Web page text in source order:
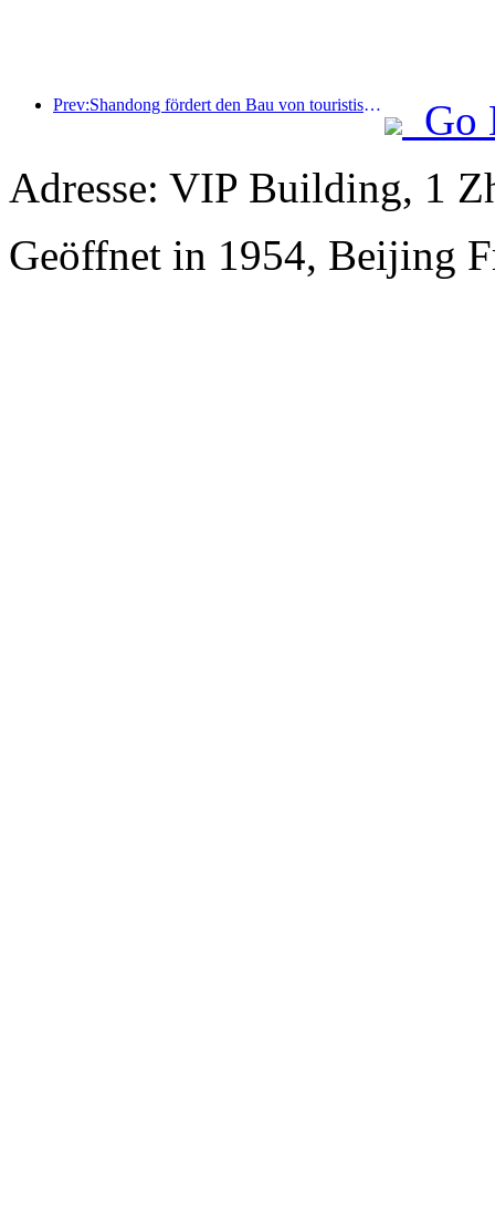
Prev:Shandong fördert den Bau von touristischen Homestay Clustern
Go
Adresse: VIP Building, 1
Geöffnet in 1954, Beijing